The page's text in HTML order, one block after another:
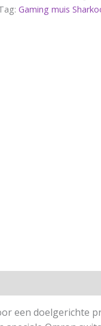
Gaming muis
een doelgerichte